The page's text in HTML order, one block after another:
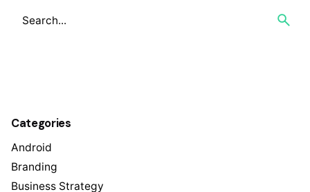
Categories
Android
Branding
Business Strategy